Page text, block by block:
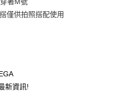
永豐商業銀行
星展（台灣）商業銀行
僅供拍照搭配使用
新資訊!